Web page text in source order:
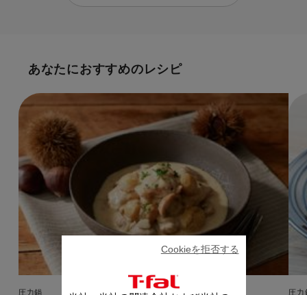
あなたにおすすめのレシピ
圧力鍋 圧
Cookieを拒否する